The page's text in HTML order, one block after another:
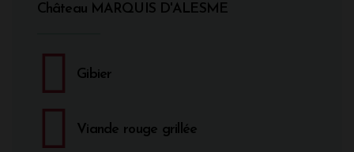
Château MARQUIS D'ALESME
Gibier
Viande rouge grillée